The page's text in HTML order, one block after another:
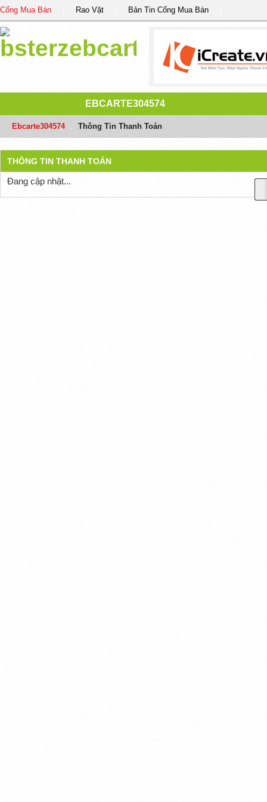
Cổng Mua Bán Rao Vặt Bản Tin Cổng Mua Bán
EBCARTE304574
Ebcarte304574 Thông Tin Thanh Toán
THÔNG TIN THANH TOÁN
Đang cập nhật...